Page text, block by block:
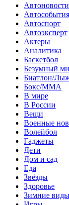
Автоновости
Автособытия
Автоспорт
Автоэксперт
Актеры
Аналитика
Баскетбол
Безумный
Биатлон/
Бокс/MMA
В мире
В России
Вещи
Военные
Волейбол
Гаджеты
Дети
Дом и сад
Еда
Звёзды
Здоровье
Зимние виды